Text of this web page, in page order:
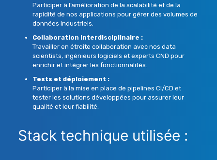
Participer à l’amélioration de la scalabilité et de la
rapidité de nos applications pour gérer des volumes de
données industriels.
Collaboration interdisciplinaire :
Travailler en étroite collaboration avec nos data
scientists, ingénieurs logiciels et experts CND pour
enrichir et intégrer les fonctionnalités.
Tests et déploiement :
Participer à la mise en place de pipelines CI/CD et
tester les solutions développées pour assurer leur
qualité et leur fiabilité.
Stack technique utilisée :